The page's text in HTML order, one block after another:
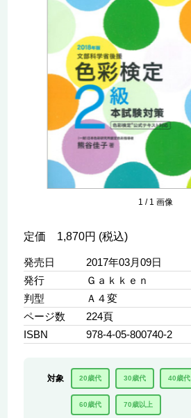
1 / 1 画像
定価 1,870円 (税込)
発売日
2017年03月09日
発行
Ｇａｋｋｅｎ
判型
Ａ４変
ページ数
224頁
ISBN
978-4-05-800740-2
対象 20歳代 30歳代 40歳代
60歳代 70歳以上